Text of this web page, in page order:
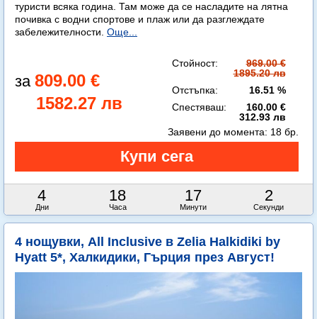
туристи всяка година. Там може да се насладите на лятна
почивка с водни спортове и плаж или да разглеждате
забележителности. Още...
809.00 €
1582.27 лв
Стойност:
969.00 €
1895.20 лв
Отстъпка:
16.51 %
Спестяваш:
160.00 €
312.93 лв
4
Дни
18
Часа
17
Минути
1
Секунда
Заявени до момента: 18 бр.
4 нощувки, All Inclusive в Zelia Halkidiki by
Hyatt 5*, Халкидики, Гърция през Август!